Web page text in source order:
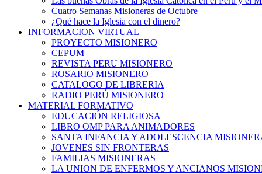
Cuatro Semanas Misioneras de Octubre
¿Qué hace la Iglesia con el dinero?
INFORMACION VIRTUAL
PROYECTO MISIONERO
CEPUM
REVISTA PERU MISIONERO
ROSARIO MISIONERO
CATALOGO DE LIBRERIA
RADIO PERÚ MISIONERO
MATERIAL FORMATIVO
EDUCACIÓN RELIGIOSA
LIBRO OMP PARA ANIMADORES
SANTA INFANCIA Y ADOLESCENCIA
JOVENES SIN FRONTERAS
FAMILIAS MISIONERAS
LA UNION DE ENFERMOS Y ANCIANOS